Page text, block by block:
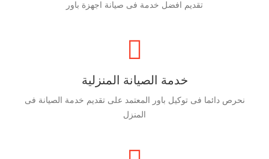
تقديم افضل خدمة فى صيانة اجهزة باور
خدمة الصيانة المنزلية
نحرص دائما فى توكيل باور المعتمد على تقديم خدمة الصيانة فى
المنزل